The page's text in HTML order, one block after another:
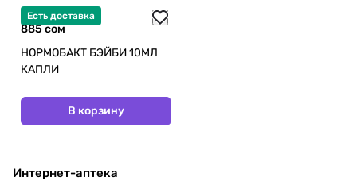
Есть доставка
885 сом
НОРМОБАКТ БЭЙБИ 10МЛ
КАПЛИ
В корзину
Интернет-аптека